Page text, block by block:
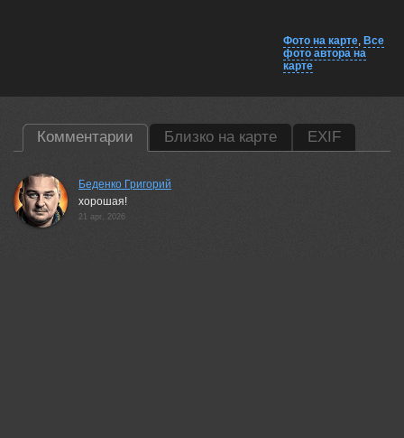
Фото на карте, Все
фото автора на
карте
Комментарии Близко на карте EXIF
Беденко Григорий
хорошая!
21 apr, 2026